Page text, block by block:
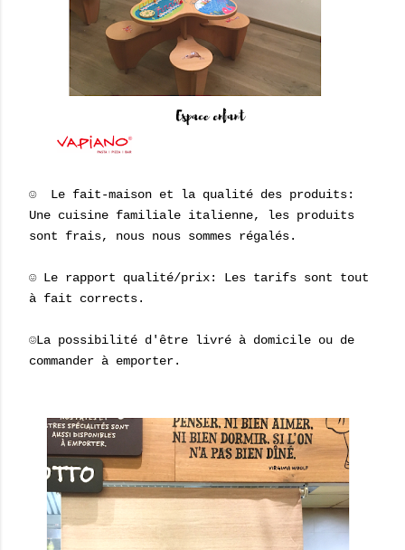
☺ Le fait-maison et la qualité des produits:
Une cuisine familiale italienne, les produits
sont frais, nous nous sommes régalés.
☺ Le rapport qualité/prix: Les tarifs sont tout
à fait corrects.
☺La possibilité d'être livré à domicile ou de
commander à emporter.